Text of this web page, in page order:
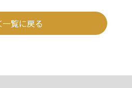
一覧に戻る